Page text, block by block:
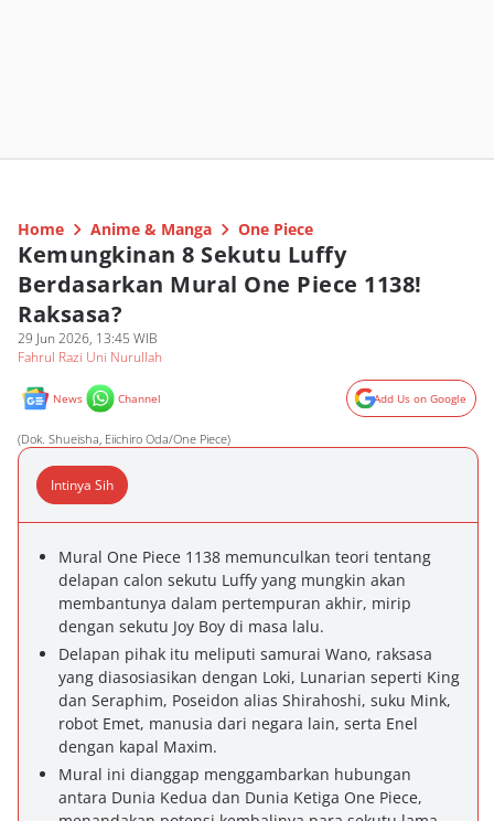
Home Anime & Manga One Piece
Kemungkinan 8 Sekutu Luffy
Berdasarkan Mural One Piece 1138!
Raksasa?
29 Jun 2026, 13:45 WIB
Fahrul Razi Uni Nurullah
News Channel Add Us on Google
(Dok. Shueisha, Eiichiro Oda/One Piece)
Intinya Sih
Mural One Piece 1138 memunculkan teori tentang
delapan calon sekutu Luffy yang mungkin akan
membantunya dalam pertempuran akhir, mirip
dengan sekutu Joy Boy di masa lalu.
Delapan pihak itu meliputi samurai Wano, raksasa
yang diasosiasikan dengan Loki, Lunarian seperti King
dan Seraphim, Poseidon alias Shirahoshi, suku Mink,
robot Emet, manusia dari negara lain, serta Enel
dengan kapal Maxim.
Mural ini dianggap menggambarkan hubungan
antara Dunia Kedua dan Dunia Ketiga One Piece,